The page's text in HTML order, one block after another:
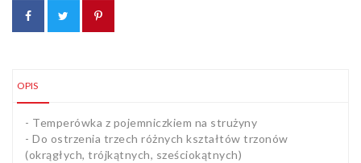
OPIS
- Temperówka z pojemniczkiem na strużyny
- Do ostrzenia trzech różnych kształtów trzonów
(okrągłych, trójkątnych, sześciokątnych)